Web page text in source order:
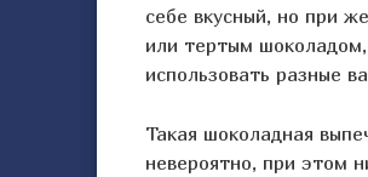
себе вкусный, но при
или тертым
использовать разные
Такая шоколадная
невероятно, при этом